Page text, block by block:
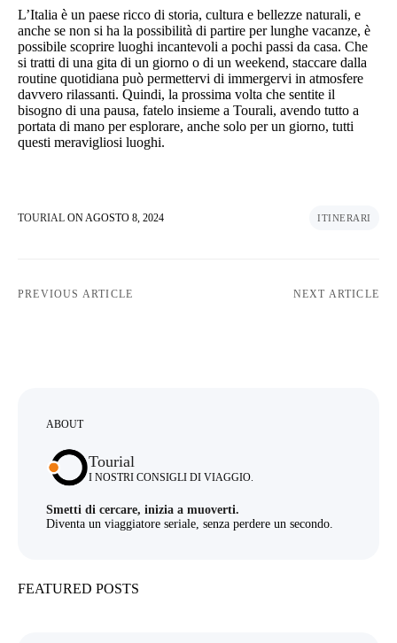
L’Italia è un paese ricco di storia, cultura e bellezze naturali, e
anche se non si ha la possibilità di partire per lunghe vacanze, è
possibile scoprire luoghi incantevoli a pochi passi da casa. Che
si tratti di una gita di un giorno o di un weekend, staccare dalla
routine quotidiana può permettervi di immergervi in atmosfere
davvero rilassanti. Quindi, la prossima volta che sentite il
bisogno di una pausa, fatelo insieme a Tourali, avendo tutto a
portata di mano per esplorare, anche solo per un giorno, tutti
questi meravigliosi luoghi.
TOURIAL ONAGOSTO 8, 2024 ITINERARI
PREVIOUS ARTICLE NEXT ARTICLE
ABOUT
Tourial
I NOSTRI CONSIGLI DI VIAGGIO.
Smetti di cercare, inizia a muoverti.
Diventa un viaggiatore seriale, senza perdere un secondo.
FEATURED POSTS